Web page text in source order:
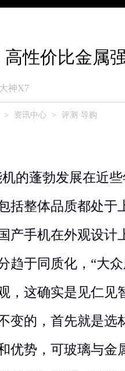
高性价比金属
大神X7
> 资讯中心 > 评测·导购
蓬勃发展在近些
括整体品质都处于
产手机在外观设计
趋于同质化，“大
，这确实是见仁见
变的，首先就是选
优势，可玻璃与金